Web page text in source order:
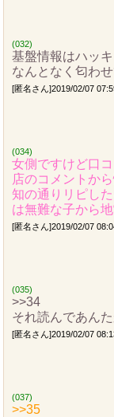
(032)
基盤情報はハッ
なんとなく匂わせ
[匿名さん]2019/02/07
(034)
女側ですけど口
店のコメントか
知の通りリピし
は無難な子から
[匿名さん]2019/02/07
(035)
>>34
それ読んであん
[匿名さん]2019/02/07
(037)
>>35